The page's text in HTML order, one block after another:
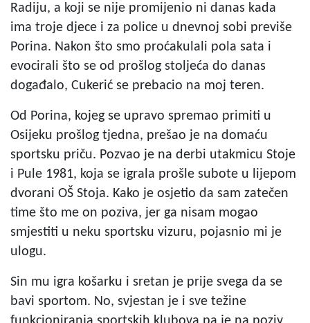
Radiju, a koji se nije promijenio ni danas kada
ima troje djece i za police u dnevnoj sobi previše
Porina. Nakon što smo proćakulali pola sata i
evocirali što se od prošlog stoljeća do danas
događalo, Cukerić se prebacio na moj teren.
Od Porina, kojeg se upravo spremao primiti u
Osijeku prošlog tjedna, prešao je na domaću
sportsku priču. Pozvao je na derbi utakmicu Stoje
i Pule 1981, koja se igrala prošle subote u lijepom
dvorani OŠ Stoja. Kako je osjetio da sam zatečen
time što me on poziva, jer ga nisam mogao
smjestiti u neku sportsku vizuru, pojasnio mi je
ulogu.
Sin mu igra košarku i sretan je prije svega da se
bavi sportom. No, svjestan je i sve težine